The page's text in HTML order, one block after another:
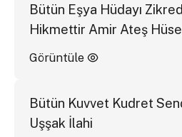
Bütün Eşya Hüdayı
Hikmettir Amir Ateş
Görüntüle
Bütün Kuvvet Kudret
Uşşak İlahi